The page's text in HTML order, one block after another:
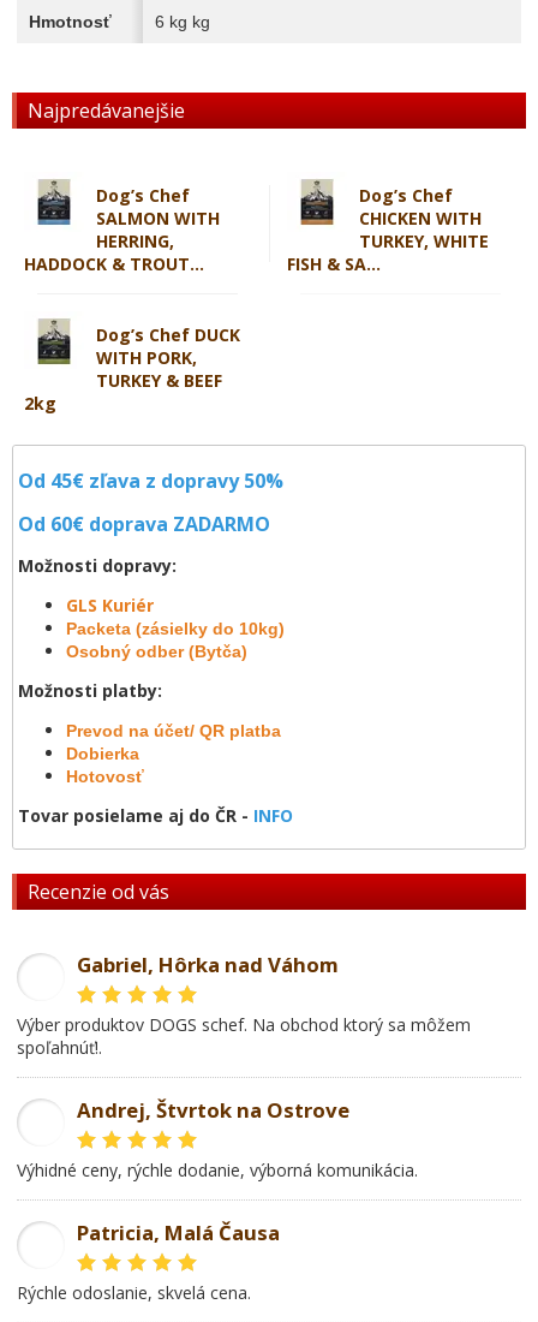
Od 45€ zľava z dopravy 50%
Od 60€ doprava ZADARMO
Možnosti dopravy:
GLS Kuriér
Packeta (zásielky do 10kg)
Osobný odber (Bytča)
Možnosti platby:
Prevod na účet/ QR platba
Dobierka
Hotovosť
Tovar posielame aj do ČR - INFO
Recenzie od vás
Gabriel, Hôrka nad Váhom
Výber produktov DOGS schef. Na obchod ktorý sa môžem
spoľahnúť!.
Andrej, Štvrtok na Ostrove
Výhidné ceny, rýchle dodanie, výborná komunikácia.
Patricia, Malá Čausa
rýchle odoslanie, skvelá cena.
Najpredávanejšie
Dog’s Chef
SALMON WITH
HERRING,
HADDOCK & TROUT...
Dog’s Chef
CHICKEN WITH
TURKEY, WHITE
FISH & SA...
Dog’s Chef DUCK
WITH PORK,
TURKEY & BEEF
2kg
Hmotnosť 6 kg kg